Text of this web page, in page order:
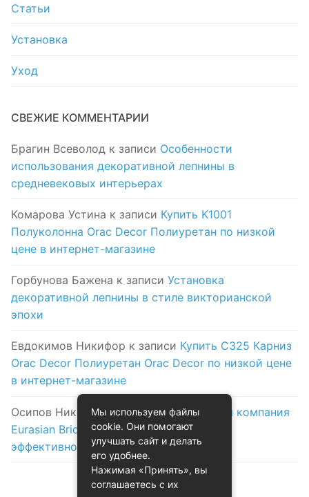
Статьи
Установка
Уход
СВЕЖИЕ КОММЕНТАРИИ
Брагин Всеволод к записи Особенности
использования декоративной лепнины в
средневековых интерьерах
Комарова Устина к записи Купить K1001
Полуколонна Orac Decor Полиуретан по низкой
цене в интернет-магазине
Горбунова Бажена к записи Установка
декоративной лепнины в стиле викторианской
эпохи
Евдокимов Никифор к записи Купить C325 Карниз
Orac Decor Полиуретан Orac Decor по низкой цене
в интернет-магазине
Осипов Николак записиЛогистическая компания
Eurasian Bridge в Астане: надежность и
эффективность на первом месте
Мы используем файлы
cookie. Они помогают
улучшать сайт и делать
его удобнее.
Нажимая «Принять», вы
соглашаетесь с их